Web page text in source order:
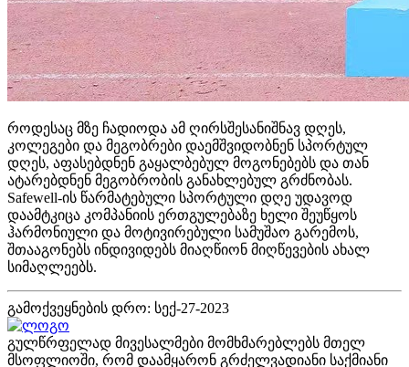
როდესაც მზე ჩადიოდა ამ ღირსშესანიშნავ დღეს,
კოლეგები და მეგობრები დაემშვიდობნენ სპორტულ
დღეს, აფასებდნენ გაყალბებულ მოგონებებს და თან
ატარებდნენ მეგობრობის განახლებულ გრძნობას.
Safewell-ის წარმატებული სპორტული დღე უდავოდ
დაამტკიცა კომპანიის ერთგულებაზე ხელი შეუწყოს
ჰარმონიული და მოტივირებული სამუშაო გარემოს,
შთააგონებს ინდივიდებს მიაღწიონ მიღწევების ახალ
სიმაღლეებს.
გამოქვეყნების დრო: სექ-27-2023
გულწრფელად მივესალმები მომხმარებლებს მთელ
მსოფლიოში, რომ დაამყარონ გრძელვადიანი საქმიანი